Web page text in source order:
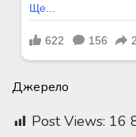
Джерело
Post Views: 16